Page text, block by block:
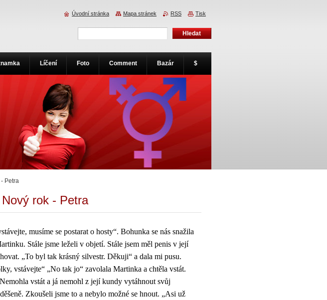
Petra
rok - Petra
musíme se postarat o hosty“. Bohunka se nás snažila
Stále jsme leželi v objetí. Stále jsem měl penis v její
„To byl tak krásný silvestr. Děkuji“ a dala mi pusu.
vstávejte“ „No tak jo“ zavolala Martinka a chtěla vstát.
vstát a já nemohl z její kundy vytáhnout svůj
Zkoušeli jsme to a nebylo možné se hnout. „Asi už
Líčení Foto Comment Bazár $
Úvodní stránka Mapa stránek RSS Tisk